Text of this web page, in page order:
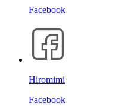
Facebook
Hiromimi
Facebook